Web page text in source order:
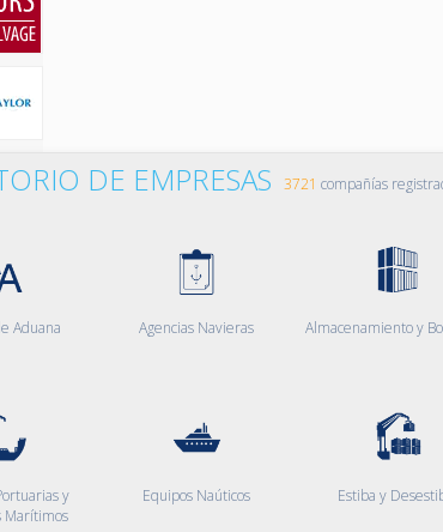
DE EMPRESAS 3721 compañías
Aduana Agencias Navieras Almacenamiento y
y
Marítimos
Equipos Naúticos Estiba y